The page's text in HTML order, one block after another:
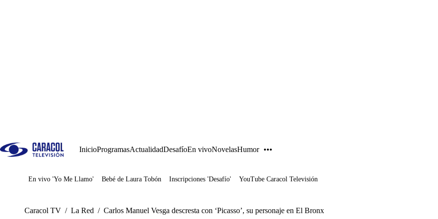
InicioProgramasActualidadDesafíoEn vivoNovelasHumor
Juegos
En vivo 'Yo Me Llamo' Bebé de Laura Tobón Inscripciones 'Desafío' YouTube Caracol Televisión
Caracol TV / La Red / Carlos Manuel Vesga descresta con ‘Picasso’, su personaje en El Bronx